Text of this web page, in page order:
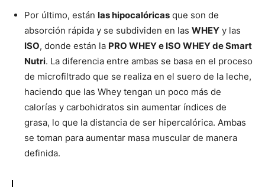
Por último, están las hipocalóricas que son de
absorción rápida y se subdividen en las WHEY y las
ISO, donde están la PRO WHEY e ISO WHEY de Smart
Nutri. La diferencia entre ambas se basa en el proceso
de microfiltrado que se realiza en el suero de la leche,
haciendo que las Whey tengan un poco más de
calorías y carbohidratos sin aumentar índices de
grasa, lo que la distancia de ser hipercalórica. Ambas
se toman para aumentar masa muscular de manera
definida.